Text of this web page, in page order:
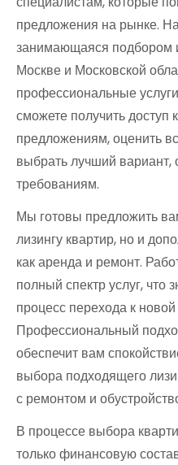
предложения на рынке.
занимающаяся подбором
Москве и Московской
профессиональные
сможете получить доступ
предложениям, оценить
выбрать лучший
требованиям.
Мы готовы предложить
лизингу квартир, но и
как аренда и ремонт.
полный спектр услуг, что
процесс перехода к новой
Профессиональный
обеспечит вам
выбора подходящего
с ремонтом и
В процессе выбора
только финансовую